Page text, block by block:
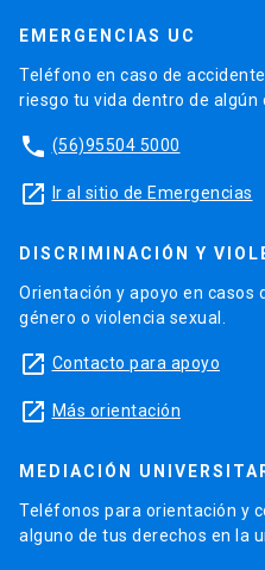
EMERGENCIAS UC
Teléfono en caso de
riesgo tu vida dentro de algún
phone (56)95504 5000
launch Ir al sitio de Emergencias
DISCRIMINACIÓN Y
Orientación y apoyo en casos
género o violencia sexual.
launch Contacto para apoyo
launch Más orientación
MEDIACIÓN
Teléfonos para orientación y
alguno de tus derechos en la